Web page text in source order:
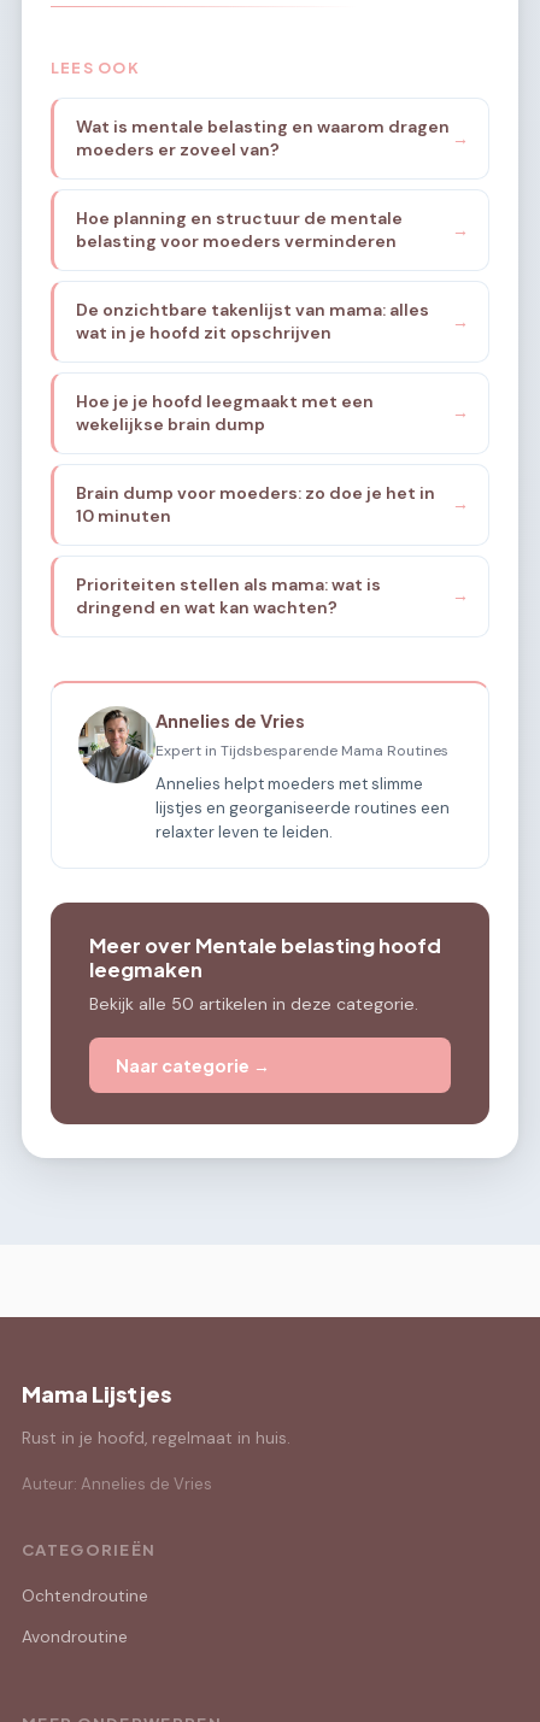
LEES OOK
Wat is mentale belasting en waarom dragen
moeders er zoveel van?
→
Hoe planning en structuur de mentale
belasting voor moeders verminderen
→
De onzichtbare takenlijst van mama: alles
wat in je hoofd zit opschrijven
→
Hoe je je hoofd leegmaakt met een
wekelijkse brain dump
→
Brain dump voor moeders: zo doe je het in
10 minuten
→
Prioriteiten stellen als mama: wat is
dringend en wat kan wachten?
→
Annelies de Vries
Expert in Tijdsbesparende Mama Routines
Annelies helpt moeders met slimme
lijstjes en georganiseerde routines een
relaxter leven te leiden.
Meer over Mentale belasting hoofd
leegmaken
Bekijk alle 50 artikelen in deze categorie.
Naar categorie →
Mama Lijstjes
Rust in je hoofd, regelmaat in huis.
Auteur: Annelies de Vries
CATEGORIEËN
Ochtendroutine
Avondroutine